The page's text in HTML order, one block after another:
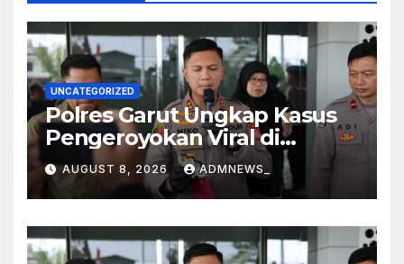
UNCATEGORIZED
Polres Garut Ungkap Kasus
Pengeroyokan Viral di
Tarogong Kaler, Berawal dari
Knalpot Brong
AUGUST 8, 2026 ADMNEWS_